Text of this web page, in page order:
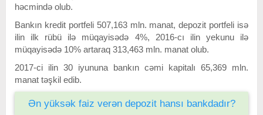
həcmində olub.
Bankın kredit portfeli 507,163 mln. manat, depozit portfeli isə
ilin ilk rübü ilə müqayisədə 4%, 2016-cı ilin yekunu ilə
müqayisədə 10% artaraq 313,463 mln. manat olub.
2017-ci ilin 30 iyununa bankın cəmi kapitalı 65,369 mln.
manat təşkil edib.
Ən yüksək faiz verən depozit hansı bankdadır?